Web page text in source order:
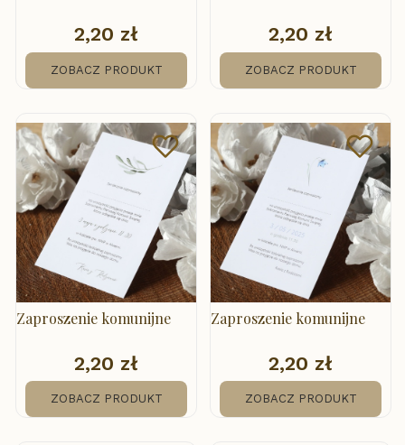
Cena
2,20 zł
ZOBACZ PRODUKT
Cena
2,20 zł
ZOBACZ PRODUKT
Zaproszenie komunijne
Cena
2,20 zł
ZOBACZ PRODUKT
Zaproszenie komunijne
Cena
2,20 zł
ZOBACZ PRODUKT